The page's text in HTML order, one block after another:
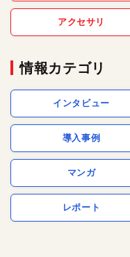
アクセサリ
情報カテゴリ
インタビュー
導入事例
マンガ
レポート